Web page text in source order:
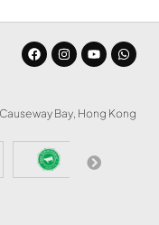
Jilbab